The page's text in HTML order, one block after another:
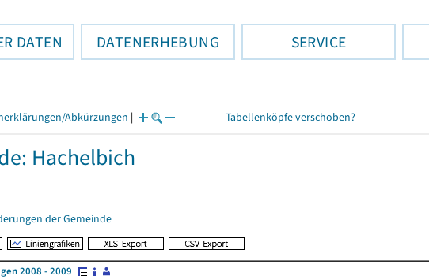
DATEN DATENERHEBUNG SERVICE
Abkürzungen | Tabellenköpfe verschoben?
Hachelbich
der Gemeinde
2008 - 2009